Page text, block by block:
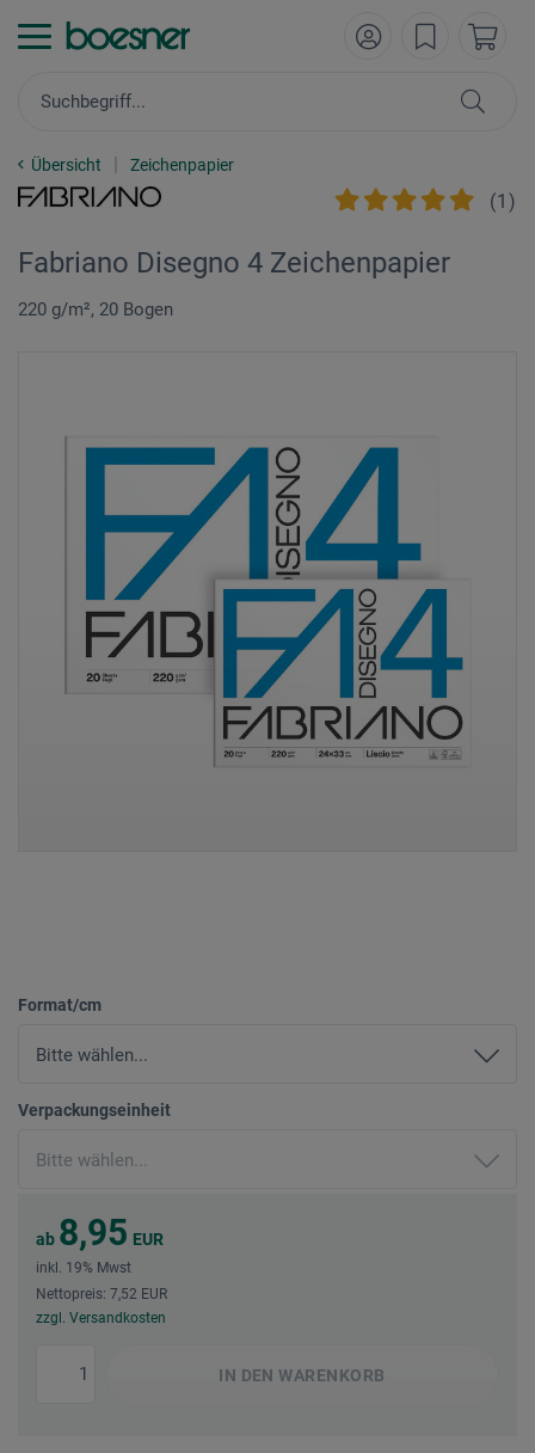
Übersicht Zeichenpapier
(1 )
Fabriano Disegno 4 Zeichenpapier
220 g/m², 20 Bogen
Format/cm
Verpackungseinheit
ab 8,95 EUR
inkl. 19% Mwst
Nettopreis: 7,52 EUR
zzgl. Versandkosten
IN DEN WARENKORB